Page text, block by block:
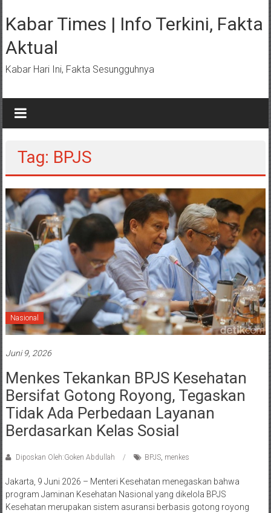
ke
konten
Kabar Times | Info Terkini, Fakta
Aktual
Kabar Hari Ini, Fakta Sesungguhnya
Tag: BPJS
Nasional
Juni 9, 2026
Menkes Tekankan BPJS Kesehatan
Bersifat Gotong Royong, Tegaskan
Tidak Ada Perbedaan Layanan
Berdasarkan Kelas Sosial
Diposkan Oleh:Goken Abdullah BPJS, menkes
Jakarta, 9 Juni 2026 – Menteri Kesehatan menegaskan bahwa
program Jaminan Kesehatan Nasional yang dikelola BPJS
Kesehatan merupakan sistem asuransi berbasis gotong royong